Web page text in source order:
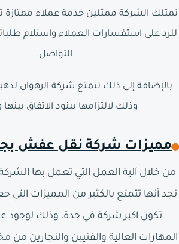
تمتلك الشركة ممثلين خدمة عملاء ممتازة
للرد على استفسارات العملاء واستلام
التواصل.
بالإضافة إلى ذلك تتمتع شركة الرهوان
وذلك لالتزامها ببنود الاتفاق
مميزات شركة نقل عفش
من خلال آلية العمل التي تعمل بها الشركة
نجد أنها تتمتع بالكثير من المميزات
تكون اكبر شركة في جدة، وذلك
المهارات العالية والفنيين والنجارين